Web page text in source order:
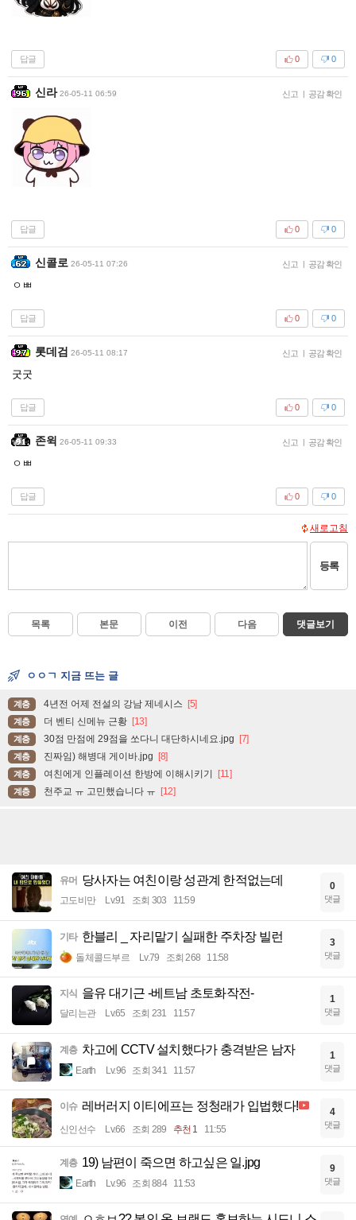
답글 0
0
신라 26-05-11 06:59 신고 | 공감 확인
답글 0
0
신콜로 26-05-11 07:26 신고 | 공감 확인
ㅇㅃ
답글 0
0
롯데검 26-05-11 08:17 신고 | 공감 확인
굿굿
답글 0
0
존윅 26-05-11 09:33 신고 | 공감 확인
ㅇㅃ
답글 0
0
새로고침
등록
목록 본문 이전 다음 댓글보기
ㅇㅇㄱ 지금 뜨는 글
계층 4년전 어제 전설의 강남 제네시스 [5]
계층 더 벤티 신메뉴 근황 [13]
계층 30점 만점에 29점을 쏘다니 대단하시네요.jpg [7]
계층 진짜임) 해병대 게이바.jpg [8]
계층 여친에게 인플레이션 한방에 이해시키기 [11]
계층 천주교 ㅠ 고민했습니다 ㅠ [12]
유머 당사자는 여친이랑 성관계 한적없는데
고도비만 Lv.91 조회 303 11:59
0
댓글
기타 한블리 _ 자리맡기 실패한 주차장 빌런
돌체콜드부르 Lv.79 조회 268 11:58
3
댓글
지식 을유 대기근 -베트남 초토화작전-
달리는관 Lv.65 조회 231 11:57
1
댓글
계층 차고에 CCTV 설치했다가 충격받은 남자
Earth Lv.96 조회 341 11:57
1
댓글
이슈 레버러지 이티에프는 정청래가 입법했다!
신인선수 Lv.66 조회 289 추천 1 11:55
4
댓글
계층 19) 남편이 죽으면 하고싶은 일.jpg
Earth Lv.96 조회 884 11:53
9
댓글